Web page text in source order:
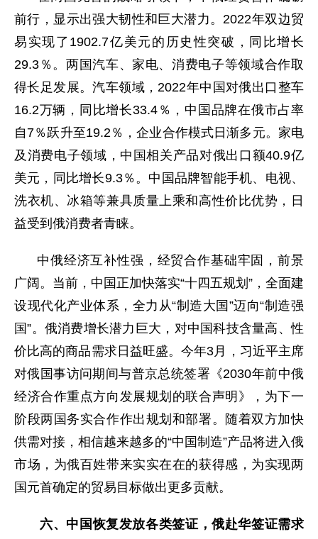
前行，显示出强大韧性和巨大潜力。2022年双边贸
易实现了1902.7亿美元的历史性突破，同比增长
29.3％。两国汽车、家电、消费电子等领域合作取
得长足发展。汽车领域，2022年中国对俄出口整车
16.2万辆，同比增长33.4％，中国品牌在俄市占率
自7％跃升至19.2％，企业合作模式日渐多元。家电
及消费电子领域，中国相关产品对俄出口额40.9亿
美元，同比增长9.3％。中国品牌智能手机、电视、
洗衣机、冰箱等兼具质量上乘和高性价比优势，日
益受到俄消费者青睐。
中俄经济互补性强，经贸合作基础牢固，前景
广阔。当前，中国正加快落实“十四五规划”，全面建
设现代化产业体系，全力从“制造大国”迈向“制造强
国”。俄消费增长潜力巨大，对中国科技含量高、性
价比高的商品需求日益旺盛。今年3月，习近平主席
对俄国事访问期间与普京总统签署《2030年前中俄
经济合作重点方向发展规划的联合声明》，为下一
阶段两国务实合作作出规划和部署。随着双方加快
供需对接，相信越来越多的“中国制造”产品将进入俄
市场，为俄百姓带来实实在在的获得感，为实现两
国元首确定的贸易目标做出更多贡献。
六、中国恢复发放各类签证，俄赴华签证需求